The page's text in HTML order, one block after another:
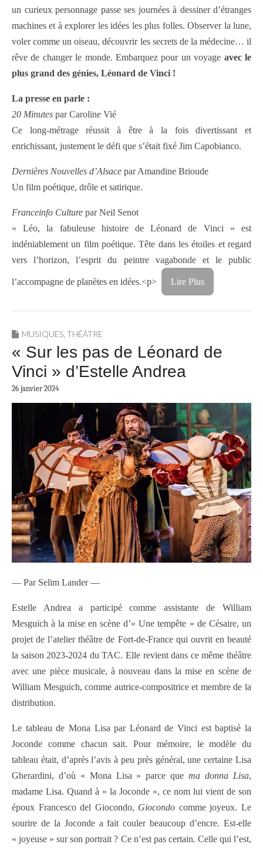
un curieux personnage passe ses journées à dessiner d’étranges
machines et à explorer les idées les plus folles. Observer la lune,
voler comme un oiseau, découvrir les secrets de la médecine… il
rêve de changer le monde. Embarquez pour un voyage avec le
plus grand des génies, Léonard de Vinci !
La presse en parle :
20 Minutes par Caroline Vié
Ce long-métrage réussit à être à la fois divertissant et
enrichissant, justement le défi que s’était fixé Jim Capobianco.
Dernières Nouvelles d’Alsace par Amandine Brioude
Un film poétique, drôle et satirique.
Franceinfo Culture par Neil Senot
« Léo, la fabuleuse histoire de Léonard de Vinci » est
indéniablement un film poétique. Tête dans les étoiles et regard
vers l’horizon, l’esprit du peintre vagabonde et le public
l’accompagne de planètes en idées.<p> Lire Plus
MUSIQUES THÉÂTRE
« Sur les pas de Léonard de
Vinci » d’Estelle Andrea
26 janvier 2024
— Par Selim Lander —
Estelle Andrea a participé comme assistante de William
Mesguich à la mise en scène d’« Une tempête » de Césaire, un
projet de l’atelier théâtre de Fort-de-France qui ouvrit en beauté
la saison 2023-2024 du TAC. Elle revient dans ce même théâtre
avec une pièce musicale, à nouveau dans la mise en scène de
William Mesguich, comme autrice-compositrice et membre de la
distribution.
Le tableau de Mona Lisa par Léonard de Vinci est baptisé la
Joconde comme chacun sait. Pour mémoire, le modèle du
tableau était, d’après l’avis à peu près général, une certaine Lisa
Gherardini, d’où « Mona Lisa » parce quema donna Lisa,
madame Lisa. Quand à « la Joconde », ce nom lui vient de son
époux Francesco del Giocondo, Giocondo comme joyeux. Le
sourire de la Joconde a fait couler beaucoup d’encre. Est-elle
« joyeuse » sur son portrait ? Ce n’est pas certain. Celle qui l’est,